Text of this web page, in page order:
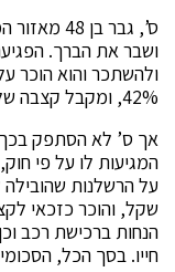
ס’, גבר בן
ושבר את הברך.
ולהשתכר והוא הוכר
42%, ומקבל קצבה של כ-5,000 שקל לחודש לכל חייו.
אך ס’ לא הסתפק
המגיעות לו על פי
שקל, והוכר כזכאי
חייו. בסך הכל, הסכומים